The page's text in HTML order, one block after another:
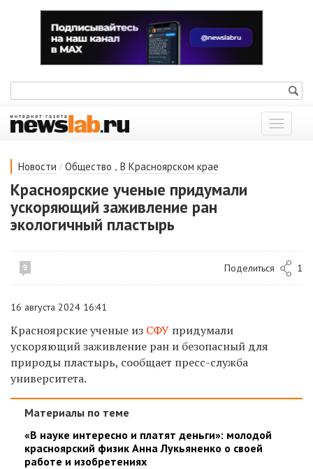
Показать
меню
Новости / Общество , В Красноярском крае
Красноярские ученые придумали
ускоряющий заживление ран
экологичный пластырь
9 Поделиться 1
16 августа 2024 16:41
Красноярские ученые из СФУ придумали
ускоряющий заживление ран и безопасный для
природы пластырь, сообщает пресс-служба
университета.
Материалы по теме
«В науке интересно и платят деньги»: молодой
красноярский физик Анна Лукьяненко о своей
работе и изобретениях